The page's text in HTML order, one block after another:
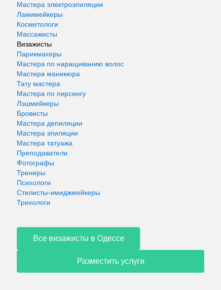
Мастера электроэпиляции
Ламимейкеры
Косметологи
Массажисты
Визажисты
Парикмахеры
Мастера по наращиванию волос
Мастера маникюра
Тату мастера
Мастера по пирсингу
Лэшмейкеры
Бровисты
Мастера депиляции
Мастера эпиляции
Мастера татуажа
Преподаватели
Фотографы
Тренеры
Психологи
Стилисты-имиджмейкеры
Трихологи
Все визажисты в Одессе
Разместить услуги